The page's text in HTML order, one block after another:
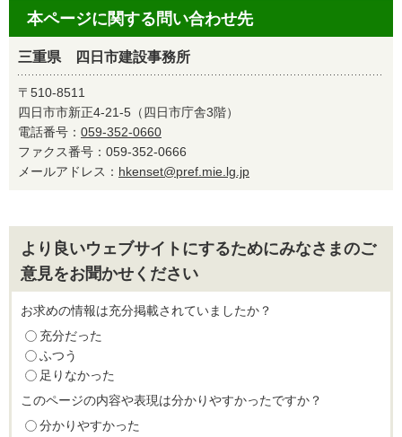
本ページに関する問い合わせ先
三重県 四日市建設事務所
〒510-8511
四日市市新正4-21-5（四日市庁舎3階）
電話番号： 059-352-0660
ファクス番号：059-352-0666
メールアドレス： hkenset@pref.mie.lg.jp
より良いウェブサイトにするためにみなさまのご
意見をお聞かせください
お求めの情報は充分掲載されていましたか？
充分だった
ふつう
足りなかった
このページの内容や表現は分かりやすかったですか？
分かりやすかった